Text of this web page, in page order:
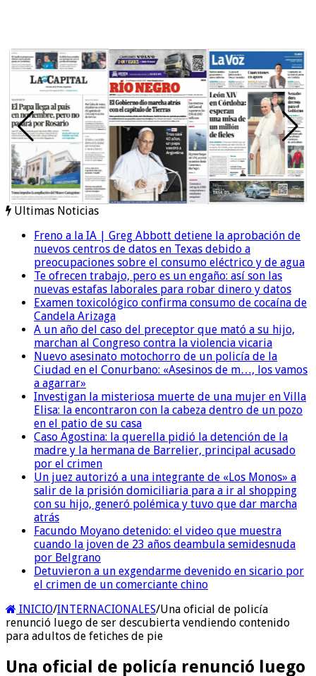
Ultimas Noticias
Freno a la IA | Greg Abbott detiene la aprobación de
nuevos centros de datos en Texas debido a
preocupaciones sobre el consumo eléctrico y de agua
Te ofrecen trabajo, pero es un engaño: así son las
nuevas estafas laborales para robar dinero y datos
Examen toxicológico confirma consumo de cocaína de
Candela Arizaga
A un año del caso del preceptor que mató a su hijo,
marchan al Congreso contra la violencia vicaria
Nuevo asesinato motochorro de un policía de la
Ciudad en el Conurbano: «Asesinos de m…, los vamos
a agarrar»
Investigan la misteriosa muerte de una mujer en Villa
Elisa: la encontraron con la cabeza dentro de un pozo
en el patio de su casa
Caso Agostina: la querella pidió la detención de la
madre y la hermana de Barrelier, principal acusado
por el crimen
Un juez autorizó a una integrante de «Los Monos» a
salir de la prisión domiciliaria para a ir al shopping
con su hijo, generó polémica y tuvo que dar marcha
atrás
Facundo Moyano detenido: el video que muestra
cuando la joven de 23 años deambula semidesnuda
por Belgrano
Detuvieron a un exgendarme devenido en sicario por
el crimen de un comerciante chino
INICIO/INTERNACIONALES/Una oficial de policía
renunció luego de ser descubierta vendiendo contenido
para adultos de fetiches de pie
Una oficial de policía renunció luego